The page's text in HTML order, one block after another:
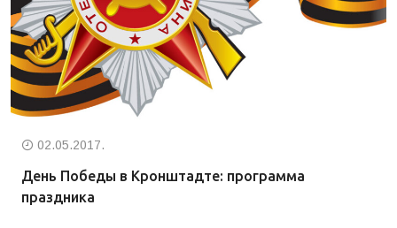
02.05.2017.
День Победы в Кронштадте: программа
праздника